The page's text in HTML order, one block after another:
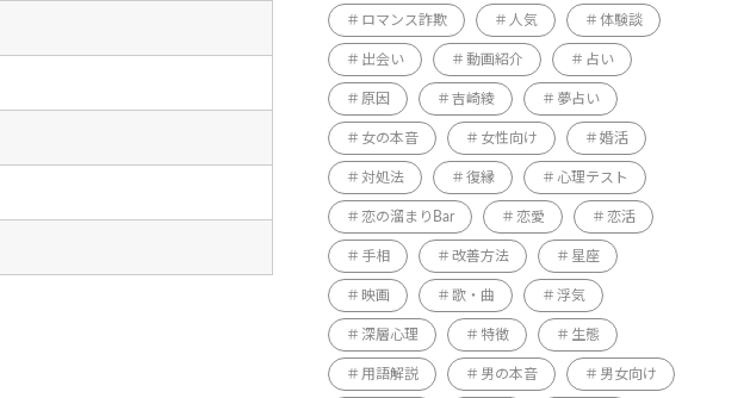
ロマンス詐欺 人気 体験談
出会い 動画紹介 占い
原因 吉崎綾 夢占い
女の本音 女性向け 婚活
対処法 復縁 心理テスト
恋の溜まりBar 恋愛 恋活
手相 改善方法 星座
映画 歌・曲 浮気
深層心理 特徴 生態
用語解説 男の本音 男女向け